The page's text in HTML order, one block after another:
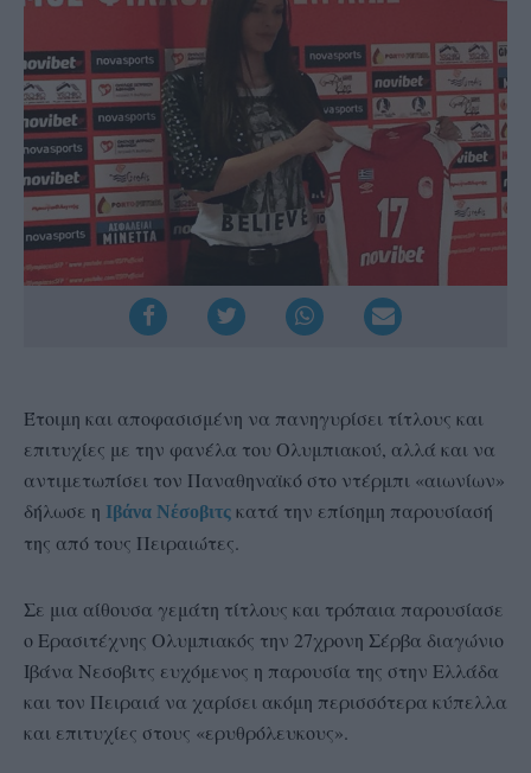
Έτοιμη και αποφασισμένη να πανηγυρίσει τίτλους και
επιτυχίες με την φανέλα του Ολυμπιακού, αλλά και να
αντιμετωπίσει τον Παναθηναϊκό στο ντέρμπι «αιωνίων»
δήλωσε η Ιβάνα Νέσοβιτς κατά την επίσημη παρουσίασή
της από τους Πειραιώτες.
Σε μια αίθουσα γεμάτη τίτλους και τρόπαια παρουσίασε
ο Ερασιτέχνης Ολυμπιακός την 27χρονη Σέρβα διαγώνιο
Ιβάνα Νεσοβιτς ευχόμενος η παρουσία της στην Ελλάδα
και τον Πειραιά να χαρίσει ακόμη περισσότερα κύπελλα
και επιτυχίες στους «ερυθρόλευκους».